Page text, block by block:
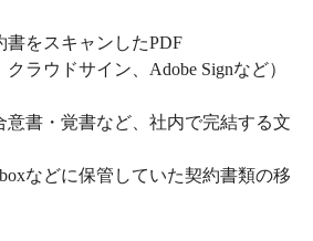
書をスキャンしたPDF
ラウドサイン、Adobe Signなど）
意書・覚書など、社内で完結する文
などに保管していた契約書類の移